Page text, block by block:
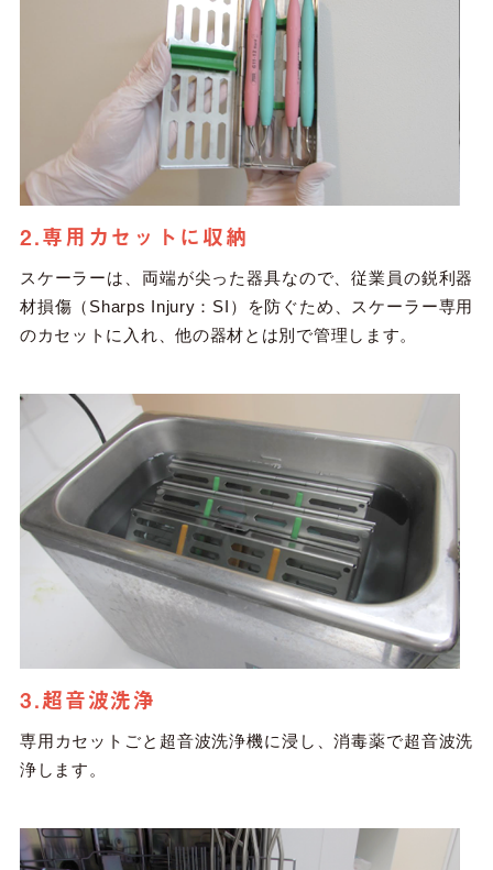
2.専用カセットに収納
スケーラーは、両端が尖った器具なので、従業員の鋭利器
材損傷（Sharps Injury：SI）を防ぐため、スケーラー専用
のカセットに入れ、他の器材とは別で管理します。
3.超音波洗浄
専用カセットごと超音波洗浄機に浸し、消毒薬で超音波洗
浄します。